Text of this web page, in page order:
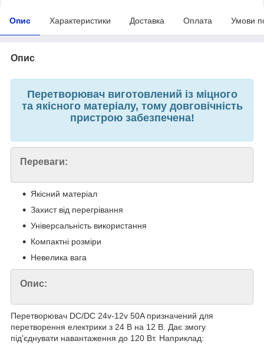
Опис Характеристики Доставка Оплата Умови
Опис
Перетворювач виготовлений із міцного
та якісного матеріалу, тому довговічність
пристрою забезпечена!
Переваги:
Якісний матеріал
Захист від перегрівання
Універсальність використання
Компактні розміри
Невелика вага
Опис:
Перетворювач DC/DC 24v-12v 50A призначений для
перетворення електрики з 24 В на 12 В. Дає змогу
під'єднувати навантаження до 120 Вт. Наприклад: